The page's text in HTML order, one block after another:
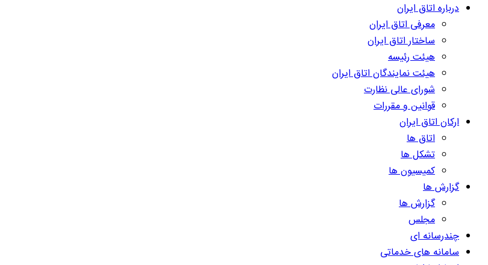
درباره اتاق ایران
معرفی اتاق ایران
ساختار اتاق ایران
هیئت رئیسه
هیئت نمایندگان اتاق ایران
شورای عالی نظارت
قوانین و مقررات
ارکان اتاق ایران
اتاق ها
تشکل ها
کمیسیون ها
گزارش ها
گزارش ها
مجلس
چندرسانه ای
سامانه های خدماتی